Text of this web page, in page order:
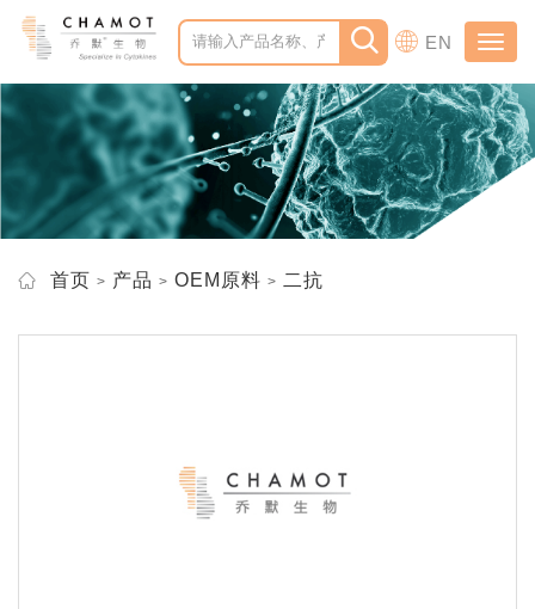
EN
首页 产品 OEM原料 二抗